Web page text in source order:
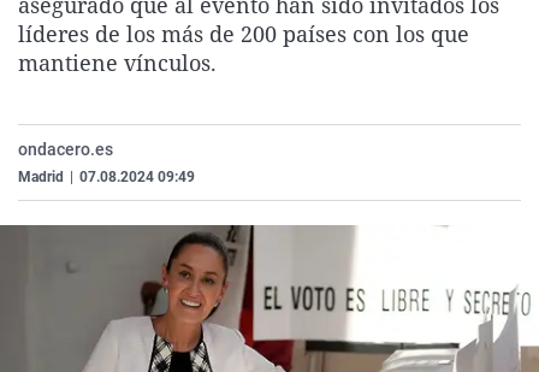
La rosa de los vientos
Caso
Extremadura
Virales
líderes de los más de 200 países con los que
mantiene vínculos.
ondacero.es
Madrid 07.08.2024 09:49